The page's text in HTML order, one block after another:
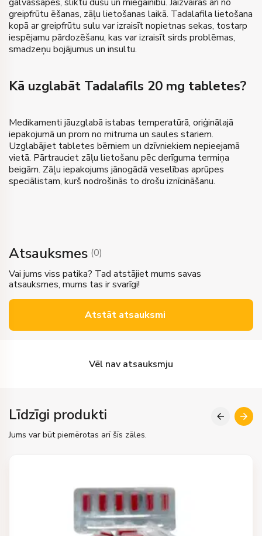
greipfrūtu ēšanas, zāļu lietošanas laikā. Tadalafila lietošana
kopā ar greipfrūtu sulu var izraisīt nopietnas sekas, tostarp
iespējamu pārdozēšanu, kas var izraisīt sirds problēmas,
smadzeņu bojājumus un insultu.
Kā uzglabāt Tadalafils 20 mg tabletes?
Medikamenti jāuzglabā istabas temperatūrā, oriģinālajā
iepakojumā un prom no mitruma un saules stariem.
Uzglabājiet tabletes bērniem un dzīvniekiem nepieejamā
vietā. Pārtrauciet zāļu lietošanu pēc derīguma termiņa
beigām. Zāļu iepakojums jānogādā veselības aprūpes
speciālistam, kurš nodrošinās to drošu iznīcināšanu.
Atsauksmes (0)
Vai jums viss patika? Tad atstājiet mums savas
atsauksmes, mums tas ir svarīgi!
Atstāt atsauksmi
Vēl nav atsauksmju
Līdzīgi produkti
Jums var būt piemērotas arī šīs zāles.